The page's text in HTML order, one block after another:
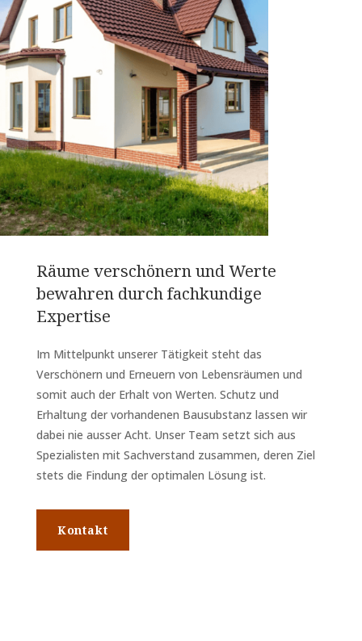
Räume verschönern und Werte
bewahren durch fachkundige
Expertise
Im Mittelpunkt unserer Tätigkeit steht das
Verschönern und Erneuern von Lebensräumen und
somit auch der Erhalt von Werten. Schutz und
Erhaltung der vorhandenen Bausubstanz lassen wir
dabei nie ausser Acht. Unser Team setzt sich aus
Spezialisten mit Sachverstand zusammen, deren Ziel
stets die Findung der optimalen Lösung ist.
Kontakt